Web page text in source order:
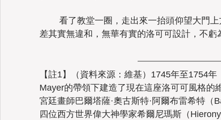
差其實無違和，無華有實的洛可可設計，不
【註1】（資料來源：維基）1745年至1754
Mayer的帶領下建造了現在這座洛可可風格的
宮廷畫師巴爾塔薩·奧古斯特·阿爾布雷希特（
四位西方世界偉大神學家希爾尼瑪斯（